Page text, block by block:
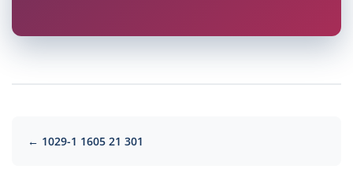
← 1029-1 1605 21 301